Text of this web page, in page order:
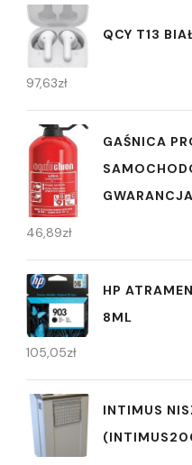
QCY T13
97,63zł
GAŚNICA
46,89zł
HP
8ML
105,05zł
INTIMUS